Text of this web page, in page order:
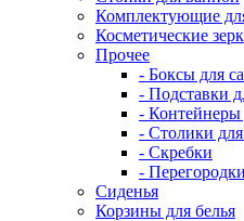
Комплектующие
Косметические
Прочее
- Боксы для
- Подставки
-
- Столики
- Скребки
-
Сиденья
Корзины для белья